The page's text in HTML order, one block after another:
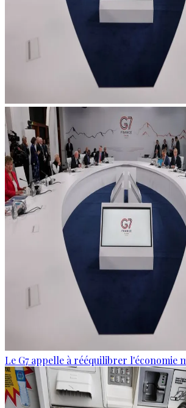
Le G7 appelle à rééquilibrer l'économie